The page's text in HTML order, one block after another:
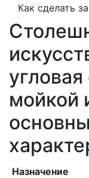
Как сделать
мойкой
Назначение